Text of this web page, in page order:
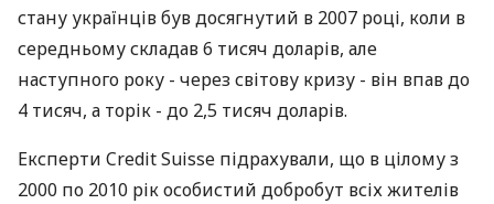
стану українців був досягнутий в 2007 році, коли в
середньому складав 6 тисяч доларів, але
наступного року - через світову кризу - він впав до
4 тисяч, а торік - до 2,5 тисяч доларів.
Експерти Credit Suisse підрахували, що в цілому з
2000 по 2010 рік особистий добробут всіх жителів